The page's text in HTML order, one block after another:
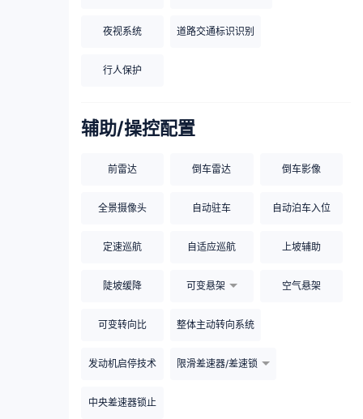
夜视系统 道路交通标识识别
行人保护
辅助/操控配置
前雷达 倒车雷达 倒车影像
全景摄像头 自动驻车 自动泊车入位
定速巡航 自适应巡航 上坡辅助
陡坡缓降 可变悬架 空气悬架
可变转向比 整体主动转向系统
发动机启停技术 限滑差速器/差速锁
中央差速器锁止